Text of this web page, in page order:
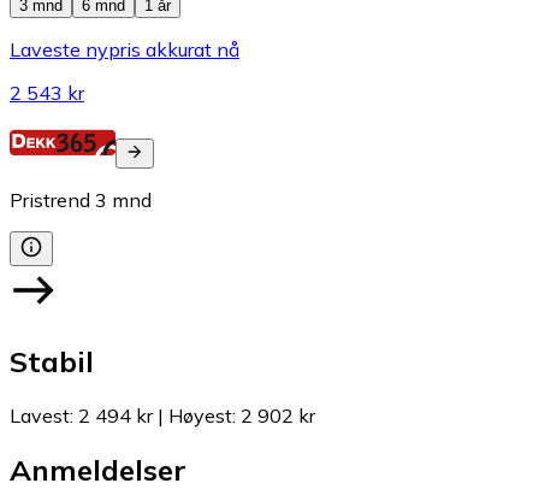
3 mnd 6 mnd 1 år
Laveste nypris akkurat nå
2 543 kr
Pristrend 3 mnd
Stabil
Lavest: 2 494 kr| Høyest: 2 902 kr
Anmeldelser